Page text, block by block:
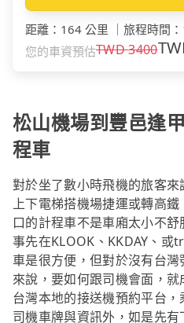
距離 ： 164 公里 旅程時間 ：
您的車資預估TWD3400
松山機場到豐邑逢
程車
對於坐了數小時飛機的旅客
上下電梯搭機場捷運或轉高
口的計程車不是車廂太小不
事先在KLOOK、KKDAY、
車是很方便，但對於沒有台
來說，要如何跟司機會面，
台灣本地的接送機預約平台
司機車牌與資訊外，如是先